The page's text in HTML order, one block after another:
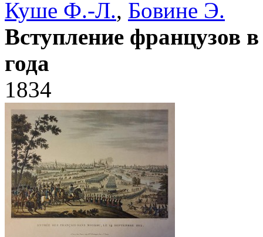
Куше Ф.-Л., Бовине Э.
Вступление французов
года
1834